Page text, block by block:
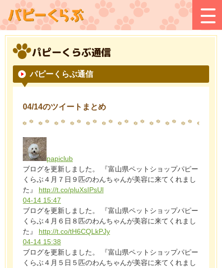
パピーくらぶ通信
パピーくらぶ通信
04/14のツイートまとめ
papiclub
ブログを更新しました。 『富山県ペットショップパピー
くらぶ４月７日９匹のわんちゃんが美容に来てくれまし
た』 http://t.co/pluXsIPsUl
04-14 15:47
ブログを更新しました。 『富山県ペットショップパピー
くらぶ４月６日８匹のわんちゃんが美容に来てくれまし
た』 http://t.co/tH6CQLkPJy
04-14 15:38
ブログを更新しました。 『富山県ペットショップパピー
くらぶ４月５日５匹のわんちゃんが美容に来てくれまし